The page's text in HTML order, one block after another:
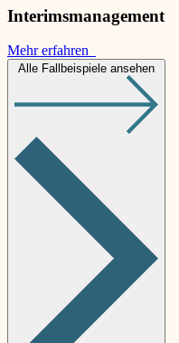
Interimsmanagement
Mehr erfahren
Alle Fallbeispiele ansehen